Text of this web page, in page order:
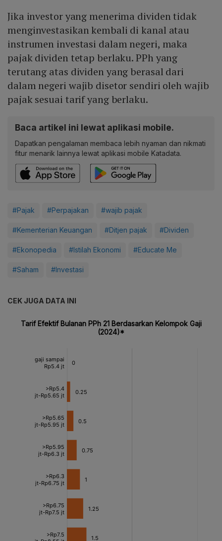
Jika investor yang menerima dividen tidak
menginvestasikan kembali di kanal atau
instrumen investasi dalam negeri, maka
pajak dividen tetap berlaku. PPh yang
terutang atas dividen yang berasal dari
dalam negeri wajib disetor sendiri oleh wajib
pajak sesuai tarif yang berlaku.
Baca artikel ini lewat aplikasi mobile.
Dapatkan pengalaman membaca lebih nyaman dan nikmati
fitur menarik lainnya lewat aplikasi mobile Katadata.
#Pajak #Perpajakan #wajib pajak
#Kementerian Keuangan #Ditjen pajak #Dividen
#Ekonopedia #Istilah Ekonomi #Educate Me
#Saham #Investasi
CEK JUGA DATA INI